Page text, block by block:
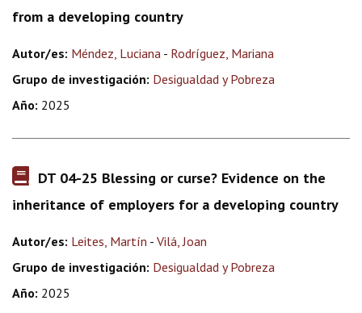
from a developing country
Autor/es: Méndez, Luciana - Rodríguez, Mariana
Grupo de investigación: Desigualdad y Pobreza
Año: 2025
DT 04-25 Blessing or curse? Evidence on the
inheritance of employers for a developing country
Autor/es: Leites, Martín - Vilá, Joan
Grupo de investigación: Desigualdad y Pobreza
Año: 2025